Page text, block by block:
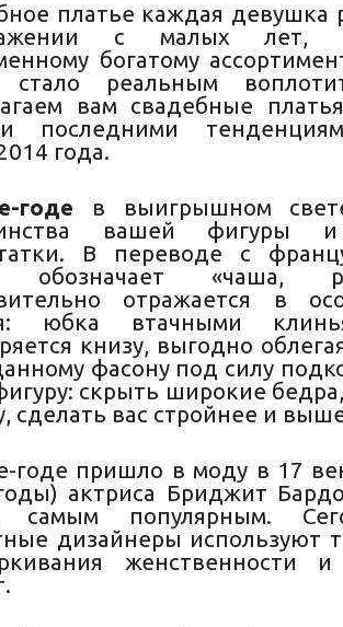
платье каждая девушка
с малых лет,
богатому
стало реальным
вам свадебные
последними
года.
годе в выигрышном
вашей фигуры
В переводе с
обозначает «чаша,
отражается в
юбка втачными
книзу, выгодно
фасону под силу
скрыть широкие
сделать вас стройнее и
годе пришло в моду в 17
актриса Бриджит
самым популярным.
дизайнеры используют
женственности и